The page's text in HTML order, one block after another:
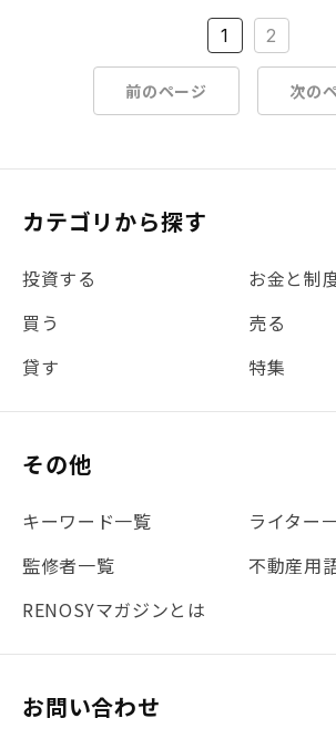
1 2
前のページ 次の
カテゴリから探す
投資する
お金と制
買う
売る
貸す
特集
その他
キーワード一覧
ライター
監修者一覧
不動産用
RENOSYマガジンとは
お問い合わせ